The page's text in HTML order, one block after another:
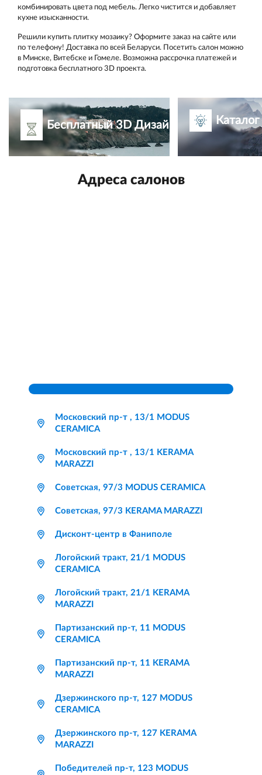
комбинировать цвета под мебель. Легко чистится и добавляет
кухне изысканности.
Решили купить плитку мозаику? Оформите заказ на сайте или
по телефону! Доставка по всей Беларуси. Посетить салон можно
в Минске, Витебске и Гомеле. Возможна рассрочка платежей и
подготовка бесплатного 3D проекта.
Бесплатный 3D Дизайн-проект
Адреса салонов
Московский пр-т , 13/1 MODUS
CERAMICA
Московский пр-т , 13/1 KERAMA
MARAZZI
Советская, 97/3 MODUS CERAMICA
Советская, 97/3 KERAMA MARAZZI
Дисконт-центр в Фаниполе
Логойский тракт, 21/1 MODUS
CERAMICA
Логойский тракт, 21/1 KERAMA
MARAZZI
Партизанский пр-т, 11 MODUS
CERAMICA
Партизанский пр-т, 11 KERAMA
MARAZZI
Дзержинского пр-т, 127 MODUS
CERAMICA
Дзержинского пр-т, 127 KERAMA
MARAZZI
Победителей пр-т, 123 MODUS